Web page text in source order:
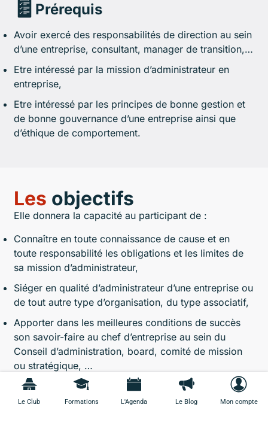
Prérequis
Avoir exercé des responsabilités de direction au sein
d’une entreprise, consultant, manager de transition,…
Etre intéressé par la mission d’administrateur en
entreprise,
Etre intéressé par les principes de bonne gestion et
de bonne gouvernance d’une entreprise ainsi que
d’éthique de comportement.
Les objectifs
Elle donnera la capacité au participant de :
Connaître en toute connaissance de cause et en
toute responsabilité les obligations et les limites de
sa mission d’administrateur,
Siéger en qualité d’administrateur d’une entreprise ou
de tout autre type d’organisation, du type associatif,
Apporter dans les meilleures conditions de succès
son savoir-faire au chef d’entreprise au sein du
Conseil d’administration, board, comité de mission
ou stratégique, …
Partager son savoir-faire et ses pratiques techniques
ou opérationnelles à l’entreprise.
Le Club Formations L'Agenda Le Blog Mon compte